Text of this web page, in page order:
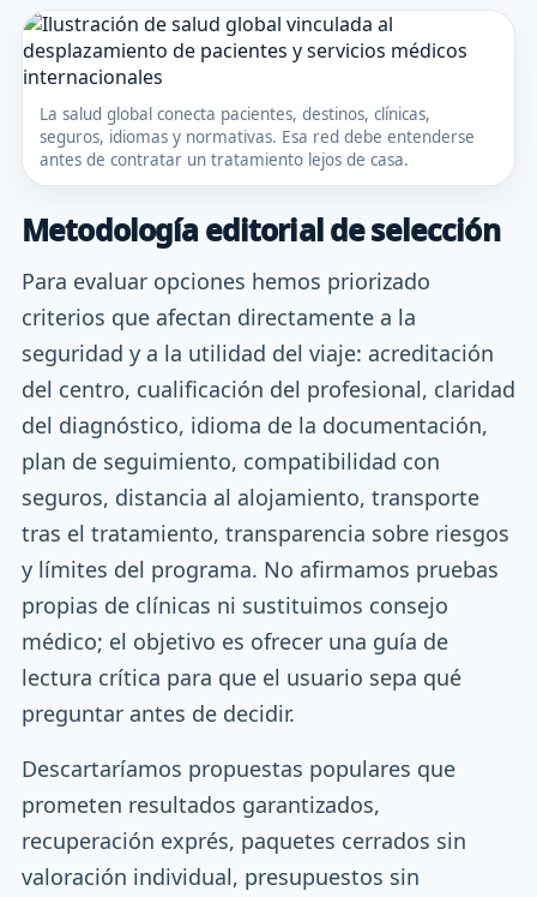
La salud global conecta pacientes, destinos, clínicas,
seguros, idiomas y normativas. Esa red debe entenderse
antes de contratar un tratamiento lejos de casa.
Metodología editorial de selección
Para evaluar opciones hemos priorizado
criterios que afectan directamente a la
seguridad y a la utilidad del viaje: acreditación
del centro, cualificación del profesional, claridad
del diagnóstico, idioma de la documentación,
plan de seguimiento, compatibilidad con
seguros, distancia al alojamiento, transporte
tras el tratamiento, transparencia sobre riesgos
y límites del programa. No afirmamos pruebas
propias de clínicas ni sustituimos consejo
médico; el objetivo es ofrecer una guía de
lectura crítica para que el usuario sepa qué
preguntar antes de decidir.
Descartaríamos propuestas populares que
prometen resultados garantizados,
recuperación exprés, paquetes cerrados sin
valoración individual, presupuestos sin